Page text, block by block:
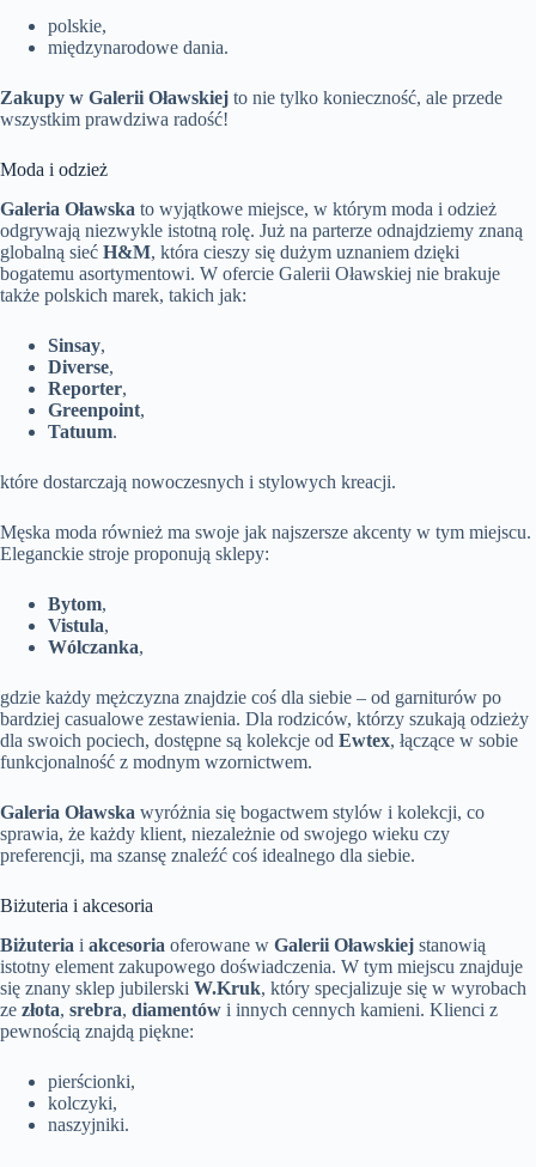
polskie,
międzynarodowe dania.
Zakupy w Galerii Oławskiej to nie tylko konieczność, ale przede
wszystkim prawdziwa radość!
Moda i odzież
Galeria Oławska to wyjątkowe miejsce, w którym moda i odzież
odgrywają niezwykle istotną rolę. Już na parterze odnajdziemy znaną
globalną sieć H&M, która cieszy się dużym uznaniem dzięki
bogatemu asortymentowi. W ofercie Galerii Oławskiej nie brakuje
także polskich marek, takich jak:
Sinsay,
Diverse,
Reporter,
Greenpoint,
Tatuum.
które dostarczają nowoczesnych i stylowych kreacji.
Męska moda również ma swoje jak najszersze akcenty w tym miejscu.
Eleganckie stroje proponują sklepy:
Bytom,
Vistula,
Wólczanka,
gdzie każdy mężczyzna znajdzie coś dla siebie – od garniturów po
bardziej casualowe zestawienia. Dla rodziców, którzy szukają odzieży
dla swoich pociech, dostępne są kolekcje od Ewtex, łączące w sobie
funkcjonalność z modnym wzornictwem.
Galeria Oławska wyróżnia się bogactwem stylów i kolekcji, co
sprawia, że każdy klient, niezależnie od swojego wieku czy
preferencji, ma szansę znaleźć coś idealnego dla siebie.
Biżuteria i akcesoria
Biżuteria i akcesoria oferowane w Galerii Oławskiej stanowią
istotny element zakupowego doświadczenia. W tym miejscu znajduje
się znany sklep jubilerski W.Kruk, który specjalizuje się w wyrobach
ze złota, srebra, diamentów i innych cennych kamieni. Klienci z
pewnością znajdą piękne:
pierścionki,
kolczyki,
naszyjniki.